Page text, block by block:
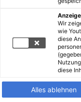
Wir
wie
diese
diese
Alles ablehnen